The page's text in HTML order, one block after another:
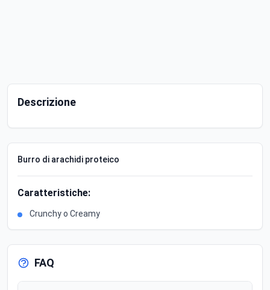
Descrizione
Burro di arachidi proteico
Caratteristiche:
Crunchy o Creamy
FAQ